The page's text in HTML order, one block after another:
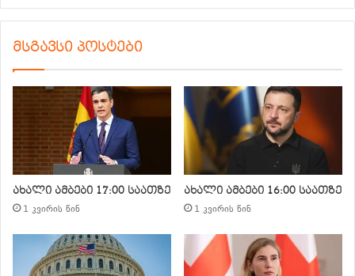
მსგავსი პოსტები
ახალი ამბები 17:00 საათზე
1 კვირის წინ
ახალი ამბები 16:00 საათზე
1 კვირის წინ